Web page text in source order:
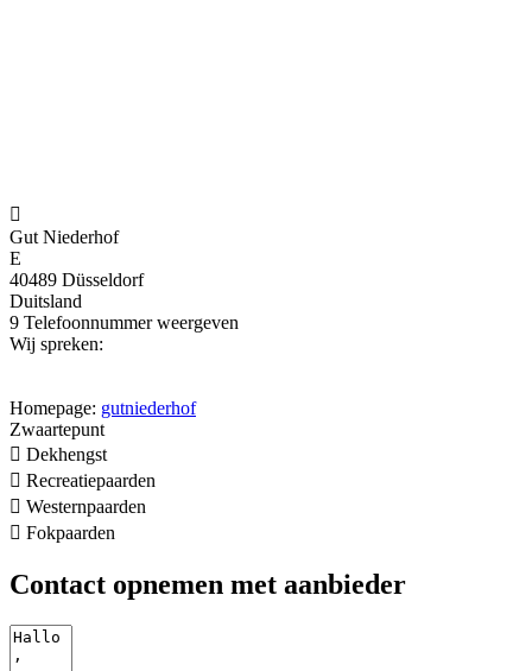

Gut Niederhof
E
40489 Düsseldorf
Duitsland
9 Telefoonnummer weergeven
Wij spreken:
Homepage: gutniederhof
Zwaartepunt
 Dekhengst
 Recreatiepaarden
 Westernpaarden
 Fokpaarden
Contact opnemen met aanbieder